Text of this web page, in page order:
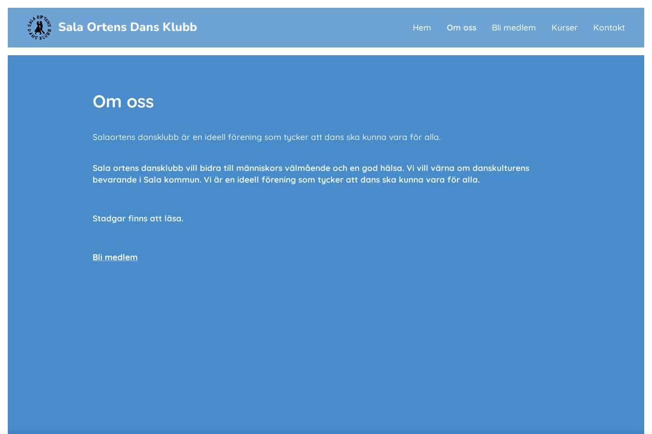
Sala Ortens Dans Klubb Hem Om oss Bli medlem Kurser Kontakt
Om oss
Salaortens dansklubb är en ideell förening som tycker att dans ska kunna vara för alla.
Sala ortens dansklubb vill bidra till människors välmående och en god hälsa. Vi vill värna om danskulturens
bevarande i Sala kommun. Vi är en ideell förening som tycker att dans ska kunna vara för alla.
Stadgar finns att läsa.
Bli medlem